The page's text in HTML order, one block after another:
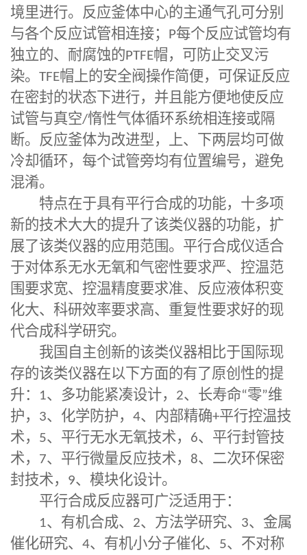
境里进行。反应釜体中心的主通气孔可分别
与各个反应试管相连接； P每个反应试管均有
独立的、耐腐蚀的PTFE帽，可防止交叉污
染。 TFE帽上的安全阀操作简便，可保证反应
在密封的状态下进行，并且能方便地使反应
试管与真空/惰性气体循环系统相连接或隔
断。反应釜体为改进型，上、下两层均可做
冷却循环，每个试管旁均有位置编号，避免
混淆。
特点在于具有平行合成的功能，十多项
新的技术大大的提升了该类仪器的功能，扩
展了该类仪器的应用范围。平行合成仪适合
于对体系无水无氧和气密性要求严、控温范
围要求宽、控温精度要求准、反应液体积变
化大、科研效率要求高、重复性要求好的现
代合成科学研究。
我国自主创新的该类仪器相比于国际现
存的该类仪器在以下方面的有了原创性的提
升： 1、多功能紧凑设计， 2、长寿命“零”维
护， 3、化学防护， 4、内部精确+平行控温技
术， 5、平行无水无氧技术， 6、平行封管技
术， 7、平行微量反应技术， 8、二次环保密
封技术， 9、模块化设计。
平行合成反应器可广泛适用于：
1、有机合成、 2、方法学研究、 3、金属
催化研究、 4、有机小分子催化、 5、不对称